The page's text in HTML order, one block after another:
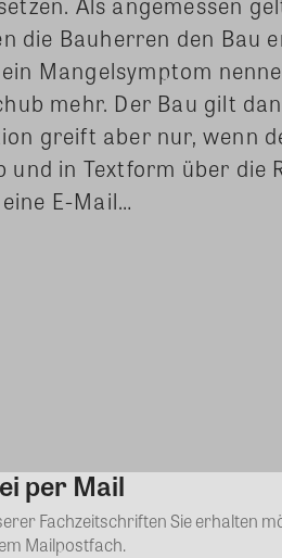
die Bauherren den Bau
Mangelsymptom
mehr. Der Bau gilt
greift aber nur, wenn
in Textform über die
E-Mail…
Kommentar
per Mail
Fachzeitschriften Sie erhalten
Mailpostfach.